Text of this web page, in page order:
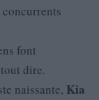
font
dire.
naissante, Kia